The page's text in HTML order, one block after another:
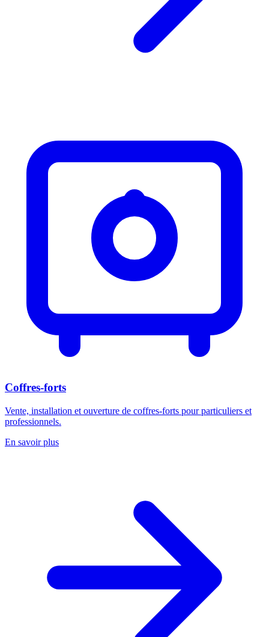
Coffres-forts
Vente, installation et ouverture de coffres-forts pour particuliers et
professionnels.
En savoir plus